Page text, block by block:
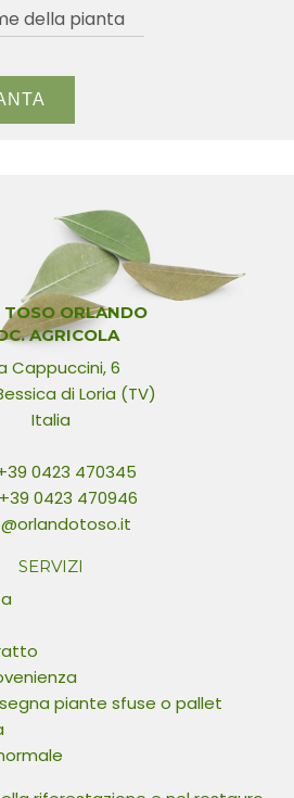
TOSO ORLANDO
AGRICOLA
Cappuccini, 6
di Loria (TV)
Italia
0423 470345
0423 470946
SERVIZI
piante sfuse o pallet